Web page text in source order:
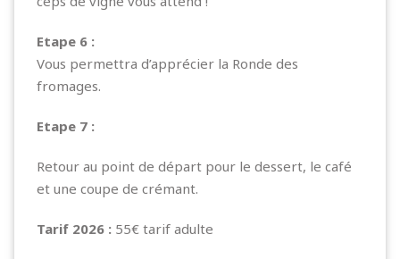
Etape 6 :
Vous permettra d’apprécier la Ronde des
fromages.
Etape 7 :
Retour au point de départ pour le dessert, le café
et une coupe de crémant.
Tarif 2026 : 55€ tarif adulte